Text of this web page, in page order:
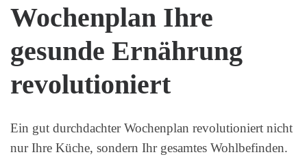
Wochenplan Ihre
gesunde Ernährung
revolutioniert
Ein gut durchdachter Wochenplan revolutioniert nicht
nur Ihre Küche, sondern Ihr gesamtes Wohlbefinden.